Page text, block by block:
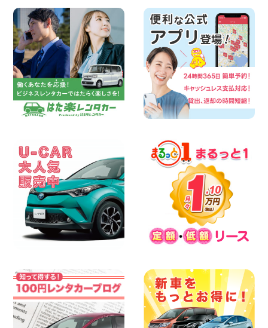
100円レンタカー 両津
2026年08月06日
佐渡空港店はお盆も休まず営業中! 新潟県
佐渡空港店
100円レンタカー 佐渡空港
2026年08月06日
今週末空きあります☆ 大阪府 寝屋川太間
東町店
100円レンタカー 寝屋川太間東町
2026年08月06日
100円レンタカー 杉戸
2026年08月06日
今週末空きあります◎ カーシェア 墨田文
花店 東京都 墨田文花店
100円レンタカー 墨田文花
2026年08月06日
当社在庫車紹介【軽トラ】ハイゼットト
ラック 神奈川県 横浜旭南本宿町店
100円レンタカー 横浜旭南本宿町
2026年08月06日
のお知らせ!! 神奈川県 横浜弥生台店
100円レンタカー 横浜弥生台
2026年08月06日
ハイエースワゴンGL!!クルーズコントロ
ールが付いている〜!! 福島県 福島笹木野